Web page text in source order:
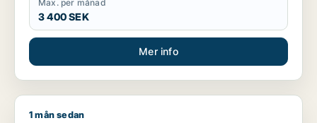
Max. per månad
3 400 SEK
Mer info
Camila söker butik för uthyrning i Östermalm
1 mån sedan